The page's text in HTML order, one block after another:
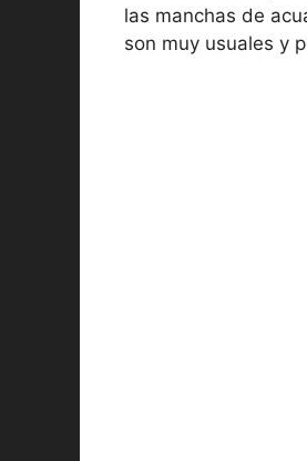
las manchas de
son muy usuales y